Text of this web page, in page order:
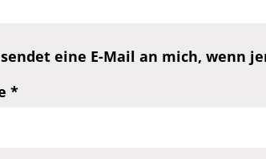
sendet eine E-Mail an mich, wenn
*